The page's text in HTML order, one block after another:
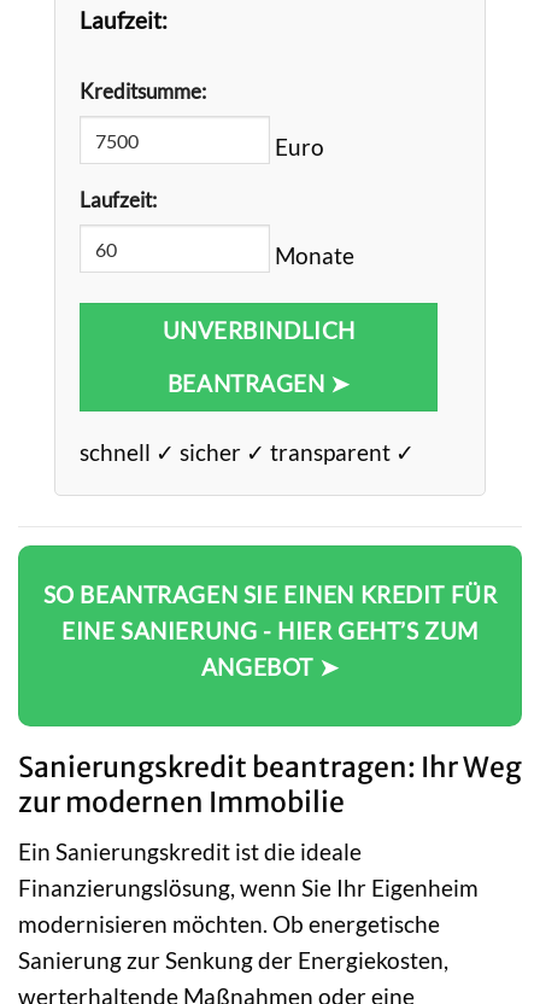
Laufzeit:
Kreditsumme:
Euro
Laufzeit:
Monate
UNVERBINDLICH
BEANTRAGEN ➤
schnell ✓ sicher ✓ transparent ✓
SO BEANTRAGEN SIE EINEN KREDIT FÜR
EINE SANIERUNG - HIER GEHT’S ZUM
ANGEBOT ➤
Sanierungskredit beantragen: Ihr Weg
zur modernen Immobilie
Ein Sanierungskredit ist die ideale
Finanzierungslösung, wenn Sie Ihr Eigenheim
modernisieren möchten. Ob energetische
Sanierung zur Senkung der Energiekosten,
werterhaltende Maßnahmen oder eine